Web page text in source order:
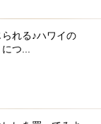
れる♪ハワイの
つ...